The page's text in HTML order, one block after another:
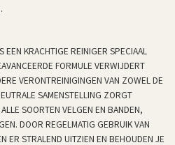
EEN KRACHTIGE REINIGER SPECIAAL
FORMULE VERWIJDERT
VERONTREINIGINGEN VAN ZOWEL DE
SAMENSTELLING ZORGT
SOORTEN VELGEN EN BANDEN,
DOOR REGELMATIG GEBRUIK VAN
ER STRALEND UITZIEN EN BEHOUDEN JE